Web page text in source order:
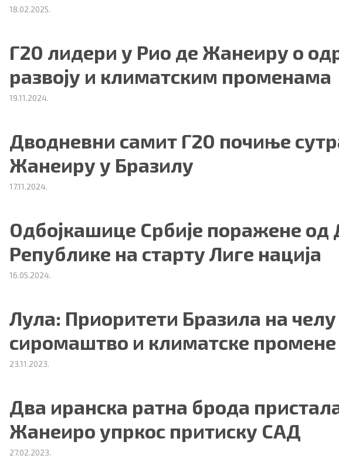
18.02.2025.
Г20 лидери у Рио де Жанеиру о
развоју и климатским променама
19.11.2024.
Дводневни самит Г20 почиње
Жанеиру у Бразилу
17.11.2024.
Одбојкашице Србије поражене
Републике на старту Лиге нација
16.05.2024.
Лула: Приоритети Бразила на
сиромаштво и климатске промене
23.11.2023.
Два иранска ратна брода
Жанеиро упркос притиску САД
27.02.2023.